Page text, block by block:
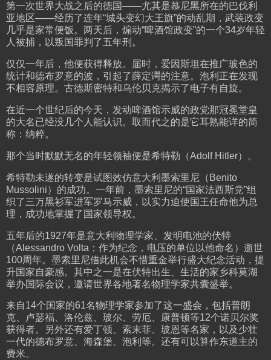
第一次世界大战之后的德国——尤其是慕尼黑所在的巴伐利
亚地区——经历了连年“城头变幻大王旗”的动乱期，武装政变
几乎是家常便饭。两天后，煽动“啤酒馆政变”的一个34岁年轻
人被捕，以叛国罪判了五年刑。
仅仅一年后，他便获得释放。届时，爱因斯坦在推广玻色的
统计和德布罗意的波，引起了薛定谔的注意。泡利正在发现
不相容原理。古德斯密特和乌伦贝克揭示了电子有自旋。
在近一个世纪后的今天，发动啤酒馆示威的政党那冠冕堂皇
的大名已经没几个人能认识。取而代之的是它耳熟能详的简
称：纳粹。
那个当时默默无名的年轻领袖便是希特勒（Adolf Hitler）。
希特勒未遂的转变是试图效仿意大利墨索里尼（Benito
Mussolini）的成功。一年前，墨索里尼的“国家法西斯党”组
织了三万黑衫军进军罗马示威，以实力迫使国王任命他为总
理，成功地掌握了国家领导权。
五年后的1927年是意大利物理学家、发明电池的伏特
（Alessandro Volta；作为纪念，电压的单位以他命名）逝世
100周年。墨索里尼借此机会不惜重金举行盛大纪念活动，提
升国家自豪感。其中之一是在伏特出生、生活的家乡科莫湖
举办国际会议，邀请世界各地著名物理学家共囊盛举。
来自14个国家的61名物理学家参加了这一盛会，包括普朗
克、卢瑟福、洛伦兹、玻尔、劳厄、康普顿等12个诺贝尔奖
获得者。另外还有爱丁顿、索末菲、玻恩等名家，以及少壮
一代的德布罗意、海森堡、泡利等。还有可以算作东道主的
费米。